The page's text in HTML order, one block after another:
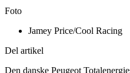
Foto
Jamey Price/Cool Racing
Del artikel
Den danske Peugeot